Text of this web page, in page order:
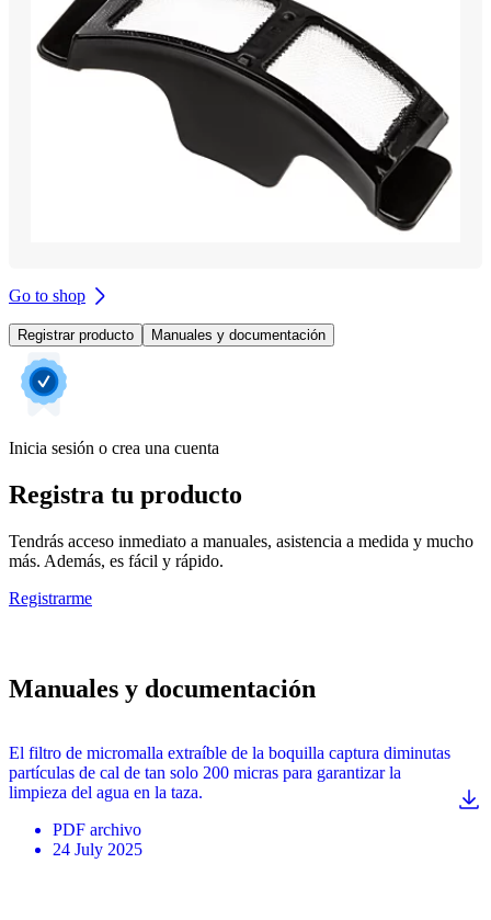
Go to shop
Registrar producto Manuales y documentación
Inicia sesión o crea una cuenta
Registra tu producto
Tendrás acceso inmediato a manuales, asistencia a medida y mucho
más. Además, es fácil y rápido.
Registrarme
Manuales y documentación
El filtro de micromalla extraíble de la boquilla captura diminutas
partículas de cal de tan solo 200 micras para garantizar la
limpieza del agua en la taza.
PDF archivo
24 July 2025